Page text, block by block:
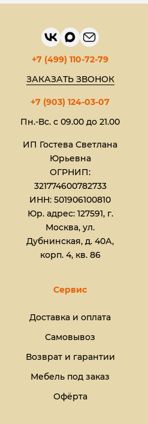
+7 (499) 110-72-79
ЗАКАЗАТЬ ЗВОНОК
+7 (903) 124-03-07
Пн.-Вс. с 09.00 до 21.00
ИП Гостева Светлана
Юрьевна​
ОГРНИП:
321774600782733
ИНН: 501906100810
Юр. адрес: 127591, г.
Москва, ул.
Дубнинская, д. 40А,
корп. 4, кв. 86
Сервис
Доставка и оплата
Самовывоз
Возврат и гарантии
Мебель под заказ
Офёрта